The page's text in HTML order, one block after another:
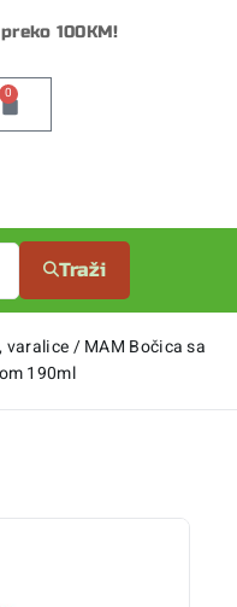
100KM!
0
Traži
varalice/MAM Bočica sa
190ml